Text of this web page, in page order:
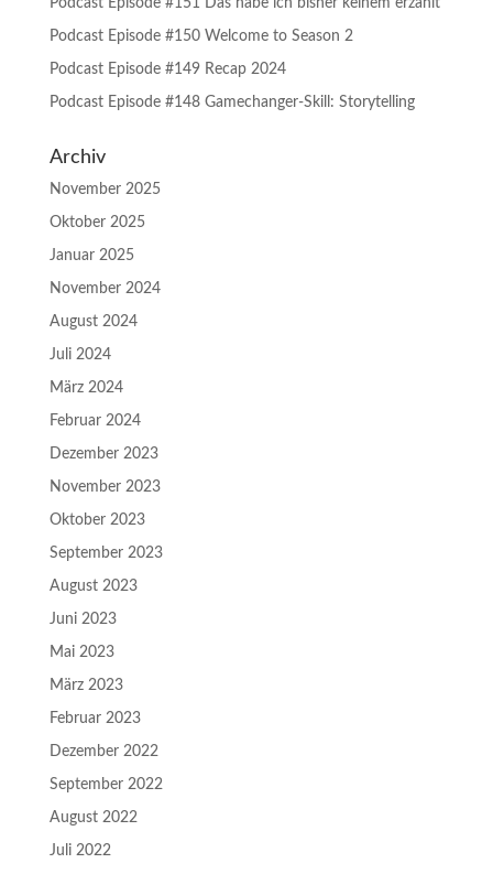
Podcast Episode #151 Das habe ich bisher keinem erzählt
Podcast Episode #150 Welcome to Season 2
Podcast Episode #149 Recap 2024
Podcast Episode #148 Gamechanger-Skill: Storytelling
Archiv
November 2025
Oktober 2025
Januar 2025
November 2024
August 2024
Juli 2024
März 2024
Februar 2024
Dezember 2023
November 2023
Oktober 2023
September 2023
August 2023
Juni 2023
Mai 2023
März 2023
Februar 2023
Dezember 2022
September 2022
August 2022
Juli 2022